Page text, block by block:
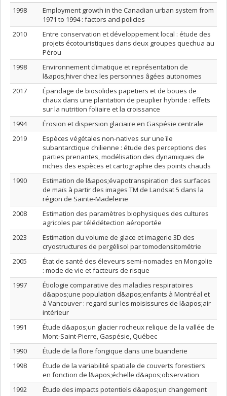
1998
Employment growth in the Canadian urban system from
1971 to 1994 : factors and policies
2010
Entre conservation et développement local : étude des
projets écotouristiques dans deux groupes quechua au
Pérou
1998
Environnement climatique et représentation de
l&apos;hiver chez les personnes âgées autonomes
2017
Épandage de biosolides papetiers et de boues de
chaux dans une plantation de peuplier hybride : effets
sur la nutrition foliaire et la croissance
1994
Érosion et dispersion glaciaire en Gaspésie centrale
2019
Espèces végétales non-natives sur une île
subantarctique chilienne : étude des perceptions des
parties prenantes, modélisation des dynamiques de
niches des espèces et cartographie des points chauds
1990
Estimation de l&apos;évapotranspiration des surfaces
de maïs à partir des images TM de Landsat 5 dans la
région de Sainte-Madeleine
2008
Estimation des paramètres biophysiques des cultures
agricoles par télédétection aéroportée
2023
Estimation du volume de glace et imagerie 3D des
cryostructures de pergélisol par tomodensitométrie
2005
État de santé des éleveurs semi-nomades en Mongolie
: mode de vie et facteurs de risque
1997
Étiologie comparative des maladies respiratoires
d&apos;une population d&apos;enfants à Montréal et
à Vancouver : regard sur les moisissures de l&apos;air
intérieur
1991
Étude d&apos;un glacier rocheux relique de la vallée de
Mont-Saint-Pierre, Gaspésie, Québec
1990
Étude de la flore fongique dans une buanderie
1998
Étude de la variabilité spatiale de couverts forestiers
en fonction de l&apos;échelle d&apos;observation
1992
Étude des impacts potentiels d&apos;un changement